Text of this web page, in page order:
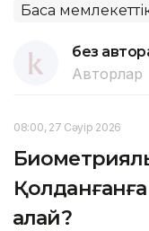
Басқа
без
Авторлар
08:00, 27 Сәуір 2026
қалай?